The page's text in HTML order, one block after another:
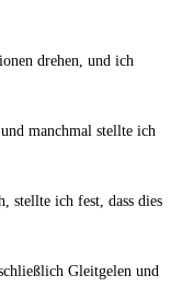
drehen, und ich
manchmal stellte ich
stellte ich fest, dass dies
Gleitgelen‌ und